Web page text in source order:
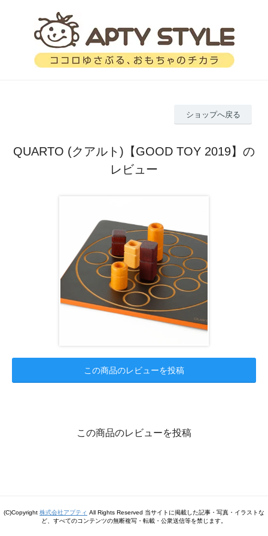
ショップへ戻る
QUARTO (クアルト)【GOOD TOY 2019】の
レビュー
この商品のレビューを投稿
この商品のレビューを投稿
(C)Copyright 株式会社アプティ All Rights Reserved 当サイトに掲載した記事・写真・イラストな
ど、すべてのコンテンツの無断複写・転載・公衆送信等を禁じます。